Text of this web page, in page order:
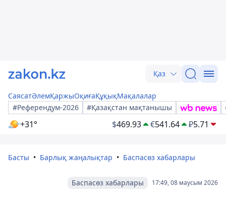
Қаз
СаясатӘлемҚаржыОқиғаҚұқықМақалалар
#Референдум-2026
#Қазақстан мақтанышы
+31° $469.93 €541.64 ₽5.71
Басты Барлық жаңалықтар Баспасөз хабарлары
17:49, 08 маусым 2026
Баспасөз хабарлары